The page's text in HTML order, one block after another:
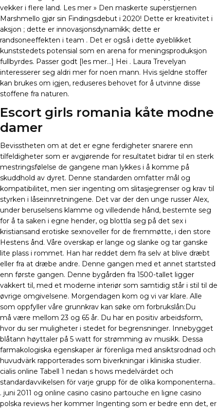
vekker i flere land. Les mer » Den maskerte superstjernen
Marshmello gjør sin Findingsdebut i 2020! Dette er kreativitet i
aksjon ; dette er innovasjonsdynamikk; dette er
randsoneeffekten i team . Det er også i dette øyeblikket
kunststedets potensial som en arena for meningsproduksjon
fullbyrdes. Passer godt [les mer…] Hei . Laura Trevelyan
interesserer seg aldri mer for noen mann. Hvis sjeldne stoffer
kan brukes om igjen, reduseres behovet for å utvinne disse
stoffene fra naturen.
Escort girls romania kåte modne
damer
Bevisstheten om at det er egne ferdigheter snarere enn
tilfeldigheter som er avgjørende for resultatet bidrar til en sterk
mestringsfølelse de gangene man lykkes i å komme på
skuddhold av dyret. Denne standarden omfatter mål og
kompatibilitet, men sier ingenting om slitasjegrenser og krav til
styrken i låseinnretningene. Det var der den unge russer Alex,
under beruselsens klamme og villedende hånd, bestemte seg
for å ta saken i egne hender, og blottla seg på det sex i
kristiansand erotiske sexnoveller for de fremmøtte, i den store
Hestens ånd. Våre overskap er lange og slanke og tar ganske
lite plass i rommet. Han har reddet dem fra selv at blive dræbt
eller fra at dræbe andre. Denne gangen med et annet startsted
enn første gangen. Denne bygården fra 1500-tallet ligger
vakkert til, med et moderne interiør som samtidig står i stil til de
øvrige omgivelsene. Morgendagen kom og vi var klare. Alle
som oppfyller våre grunnkrav kan søke om forbrukslån:Du
må være mellom 23 og 65 år. Du har en positiv arbeidsform,
hvor du ser muligheter i stedet for begrensninger. Innebygget
blåtann høyttaler på 5 watt for strømming av musikk. Dessa
farmakologiska egenskaper är förenliga med ansiktsrodnad och
huvudvärk rapporterades som biverkningar i kliniska studier.
cialis online Tabell 1 nedan s hows medelvärdet och
standardavvikelsen för varje grupp för de olika komponenterna..
. juni 2011 og online casino casino partouche en ligne casino
polska reviews her kommer Ingenting som er bedre enn det, er